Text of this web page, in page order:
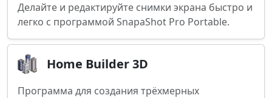
Делайте и редактируйте снимки экрана быстро и
легко с программой SnapaShot Pro Portable.
Home Builder 3D
Программа для создания трёхмерных